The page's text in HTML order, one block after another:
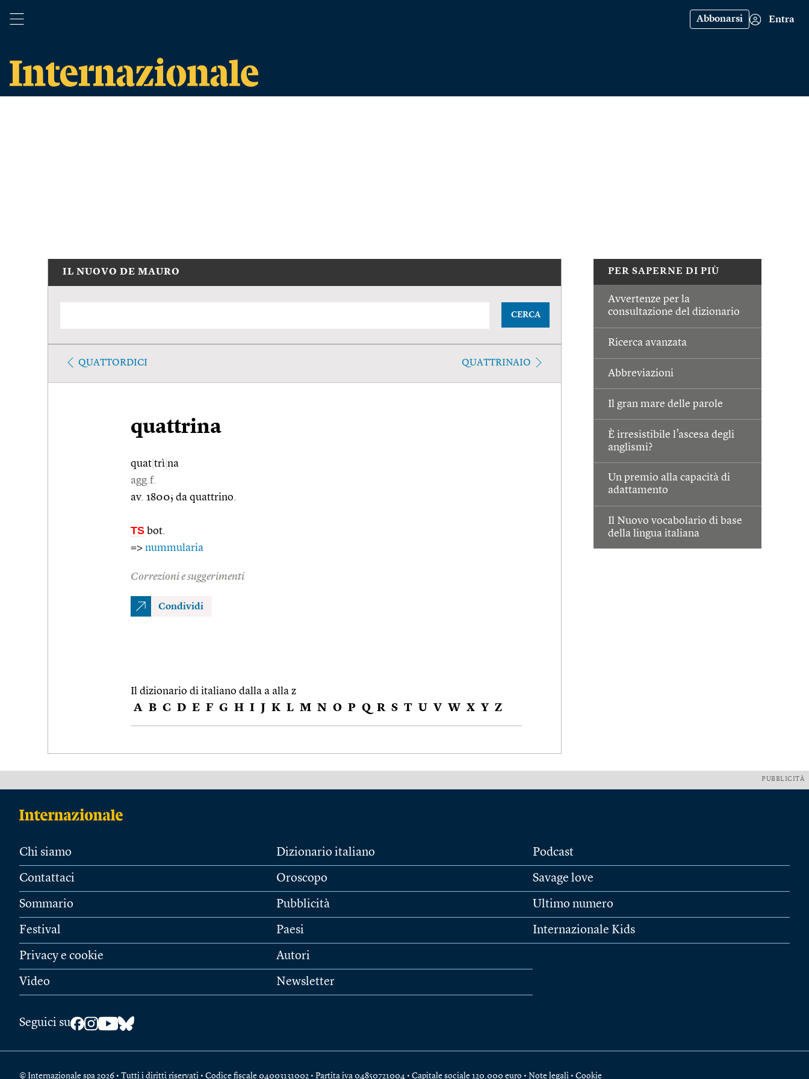
Abbonarsi Entra
PER SAPERNE DI PIÙ
Avvertenze per la
consultazione del dizionario
Ricerca avanzata
Abbreviazioni
Il gran mare delle parole
È irresistibile l’ascesa degli
anglismi?
Un premio alla capacità di
adattamento
Il Nuovo vocabolario di base
della lingua italiana
IL NUOVO DE MAURO
CERCA
QUATTORDICI QUATTRINAIO
quattrina
quat trì na
agg.f.
av. 1800; da quattrino.
TS bot.
=> nummularia
Correzioni e suggerimenti
Condividi
Il dizionario di italiano dalla a alla z
A B C D E F G H I J K L M N O P Q R S T U V W X Y Z
PUBBLICITÀ
Chi siamo
Contattaci
Sommario
Festival
Privacy e cookie
Video
Dizionario italiano
Oroscopo
Pubblicità
Paesi
Autori
Newsletter
Podcast
Savage love
Ultimo numero
Internazionale Kids
Seguici su
© Internazionale spa 2026 • Tutti i diritti riservati • Codice fiscale 04003131002 • Partita iva 04850721004 • Capitale sociale 120.000 euro • Note legali • Cookie